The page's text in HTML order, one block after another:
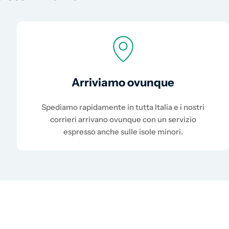
Arriviamo ovunque
Spediamo rapidamente in tutta Italia e i nostri
corrieri arrivano ovunque con un servizio
espresso anche sulle isole minori.